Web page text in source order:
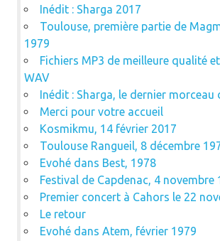
Inédit : Sharga 2017
Toulouse, première partie de
1979
Fichiers MP3 de meilleure qualité
WAV
Inédit : Sharga, le dernier morceau
Merci pour votre accueil
Kosmikmu, 14 février 2017
Toulouse Rangueil, 8 décembre
Evohé dans Best, 1978
Festival de Capdenac, 4 novembre
Premier concert à Cahors le 22
Le retour
Evohé dans Atem, février 1979